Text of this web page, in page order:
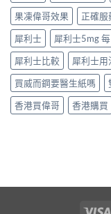
果凍偉哥效果
正確服
犀利士
犀利士5mg
犀利士比較
犀利士用
買威而鋼要醫生紙嗎
香港買偉哥
香港購買